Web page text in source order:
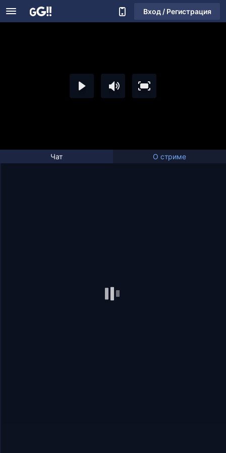
Вход / Регистрация
Чат О стриме